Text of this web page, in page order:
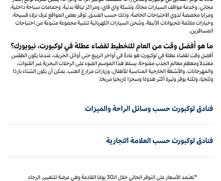
مجاني، وخدمة مواقف السيارات مجانًا، وشبكة واي فاي، ومراكز لياقة بدنية، وحمامات سباحة داخلية،
ومزايا مخصصة لذوي الاحتياجات الخاصة، وذلك حسب الفندق. توفر بعض المواقع غرف نزلاء فسيحة،
وخيارات ملائمة للحيوانات الأليفة، وشحن السيارات الكهربائية لتلبية مجموعة متنوعة من احتياجات
المسافرين.
ما هو أفضل وقت من العام للتخطيط لقضاء عطلة في لوكبورت، نيويورك؟
أفضل وقت لقضاء عطلة في لوكبورت هو عادةً في أواخر الربيع حتى أوائل الخريف، عندما يكون الطقس
معتدلاً ومعظم معالم الجذب مفتوحة. يسلط هذا الموسم الضوء على الرحلات البحرية عبر القنوات،
والمهرجانات، والأنشطة الخارجية المناسبة للأطفال، وزيارات مزارع العنب. يمكن أن يكون الشتاء باردًا
وثلجيًا، ولكنه يوفر وتيرة أكثر هدوءًا وسحرًا تاريخيًا مريحًا.
فنادق لوكبورت حسب وسائل الراحة والميزات
فنادق لوكبورت حسب العلامة التجارية
*تعتمد الأسعار على التوفر الحالي خلال الـ30 يومًا القادمة وهي عرضة للتغيير. الرجاء